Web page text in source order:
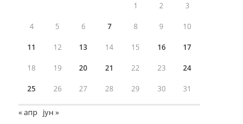
1 2 3
4 5 6 7 8 9 10
11 12 13 14 15 16 17
18 19 20 21 22 23 24
25 26 27 28 29 30 31
« апр јун »
+381 11 3243 538
sekretarijat@mokranjacbg.rs
Дечанска 6, 11000, Београд,
Крунска 8, 11000, Београд